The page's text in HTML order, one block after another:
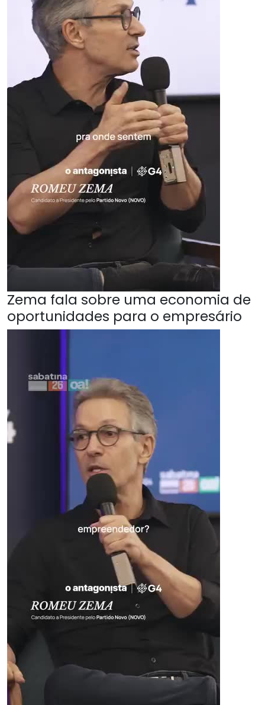
Zema fala sobre uma economia de
oportunidades para o empresário